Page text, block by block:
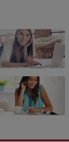
Funktionale